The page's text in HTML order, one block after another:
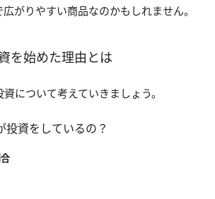
がりやすい商品なのかもしれません。
を始めた理由とは
について考えていきましょう。
投資をしているの？